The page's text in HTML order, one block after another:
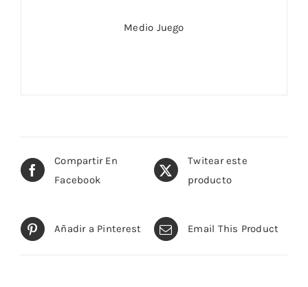
Medio Juego
Compartir En
Facebook
Twitear este
producto
Añadir a Pinterest Email This Product